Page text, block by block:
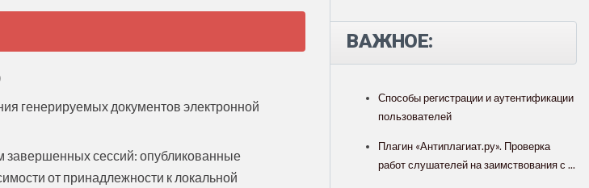
генерируемых документов электронной
завершенных сессий: опубликованные
от принадлежности к локальной
ВАЖНОЕ:
Способы регистрации и аутентификации
пользователей
Плагин «Антиплагиат.ру». Проверка
работ слушателей на заимствования с ...